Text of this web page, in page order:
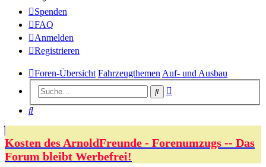
Spenden
FAQ
Anmelden
Registrieren
Foren-Übersicht FahrzeugthemenAuf- und Ausbau
Suche
Suche
Kosten des ArnoldFreunde - Forenumzugs -- Das
Forum bleibt Werbefrei!